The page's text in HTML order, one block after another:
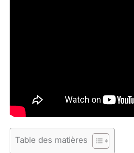
Table des matières